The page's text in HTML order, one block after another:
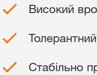
Високий
Стабільно